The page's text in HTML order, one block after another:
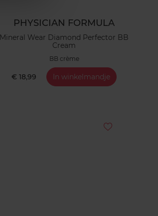
PHYSICIAN FORMULA
Mineral Wear Diamond Perfector BB
Cream
BB crème
€ 18,99 In winkelmandje